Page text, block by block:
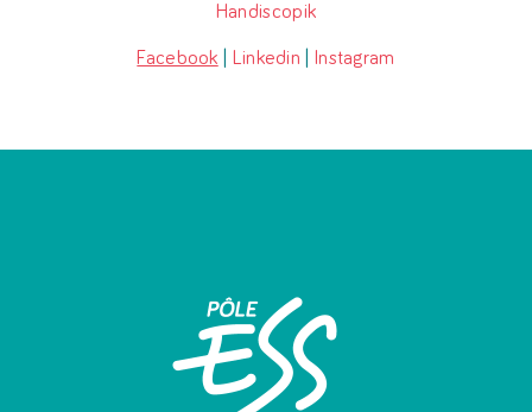
Handiscopik
Facebook Linkedin Instagram